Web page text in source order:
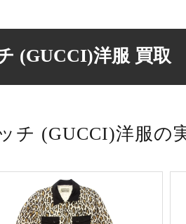
(GUCCI)洋服 買取
チ (GUCCI)洋服の